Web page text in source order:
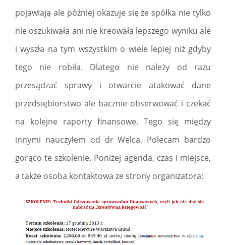
pojawiają ale później okazuje się że spółka nie tylko
nie oszukiwała ani nie kreowała lepszego wyniku ale
i wyszła na tym wszystkim o wiele lepiej niż gdyby
tego nie robiła. Dlatego nie należy od razu
przesądzać sprawy i otwarcie atakować dane
przedsiębiorstwo ale bacznie obserwować i czekać
na kolejne raporty finansowe. Tego się między
innymi nauczyłem od dr Welca. Polecam bardzo
gorąco te szkolenie. Poniżej agenda, czas i miejsce,
a także osoba kontaktowa ze strony organizatora: